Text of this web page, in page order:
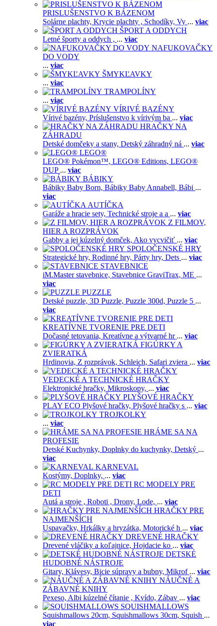
PRISLUŠENSTVO K BÁZENOM
Solárne plachty, Krycie plachty , Schodíky, Vy ... viac
ŠPORT A ODDYCH
Letné športy a oddych , ... viac
NAFUKOVAČKY
DO VODY
... viac
ŠMYKĽAVKY
... viac
TRAMPOLÍNY
... viac
VÍRIVÉ BAZÉNY
Vírivé bazény, Príslušenstvo k vírivým ba ... viac
HRAČKY NA
ZÁHRADU
Detské domčeky a stany, Detský záhradný ná ... viac
LEGO®
LEGO® Pokémon™, LEGO® Editions, LEGO®
DUP ... viac
BÁBIKY
Bábiky Baby Born, Bábiky Baby Annabell, Bábi ...
viac
AUTÍČKA
Garáže a hracie sety, Technické stroje a a ... viac
Z FILMOV,
HIER A ROZPRÁVOK
Gabby a jej kúzelný domček, Ako vycvičiť ... viac
SPOLOČENSKÉ HRY
Strategické hry, Rodinné hry, Párty hry, Dets ... viac
STAVEBNICE
iM.Master stavebnice, Stavebnice GraviTrax, ME ...
viac
PUZZLE
Detské puzzle, 3D Puzzle, Puzzle 300d, Puzzle 5 ...
viac
KREATÍVNE TVORENIE PRE DETI
Dočasné tetovania, Kreatívne a výtvarné hr ... viac
FIGÚRKY A
ZVIERATKÁ
Hrdinovia, Z rozprávok, Schleich, Safari zviera ... viac
VEDECKÉ A TECHNICKÉ HRAČKY
Elektronické hračky, Mikroskopy, ... viac
PLYŠOVÉ HRAČKY
PLAY ECO Plyšové hračky, Plyšové hračky s ... viac
TROJKOLKY
... viac
HRÁME SA NA
PROFESIE
Detské Kuchynky, Doplnky do kuchynky, Detský ...
viac
KARNEVAL
Kostýmy, Doplnky, ... viac
RC MODELY PRE
DETI
Autá a stroje , Roboti , Drony, Lode, ... viac
HRAČKY PRE
NAJMENŠÍCH
Uspavačky, Hrkálky a hryzátka, Motorické h ... viac
DREVENÉ HRAČKY
Drevené vláčiky a koľajnice, Hojdacie ko ... viac
DETSKÉ
HUDOBNÉ NÁSTROJE
Gitary, Klávesy, Bicie súpravy a bubny, Mikrof ... viac
NÁUČNÉ A
ZÁBAVNÉ KNIHY
Pexeso, Albi kúzelné čítanie , Kvído, Zábav ... viac
SQUISHMALLOWS
Squishmallows 20cm, Squishmallows 30cm, Squish ...
viac